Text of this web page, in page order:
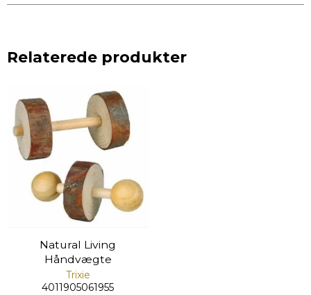
Relaterede produkter
Natural Living
Håndvægte
Trixie
4011905061955